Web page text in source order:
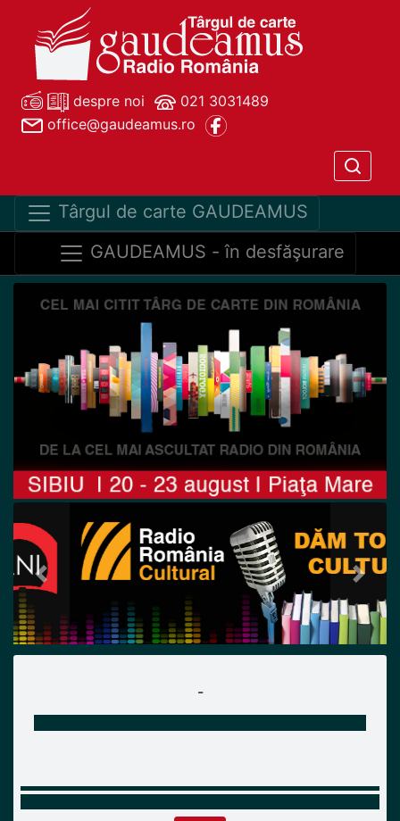
despre noi
021 3031489
office@gaudeamus.ro
Târgul de carte GAUDEAMUS
GAUDEAMUS - în desfăşurare
Previous Next
-